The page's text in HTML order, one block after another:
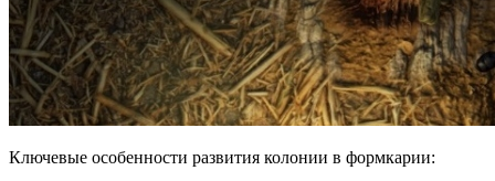
Ключевые особенности развития колонии в формкарии: